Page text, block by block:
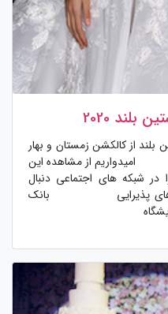
2020
از کالکشن زمستان و بهار
امیدواریم از مشاهده این
شبکه های اجتماعی دنبال
پذیرایی بانک